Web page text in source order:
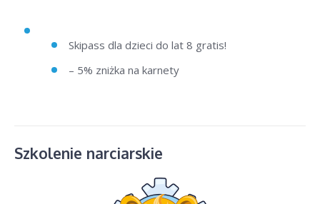
Skipass dla dzieci do lat 8 gratis!
– 5% zniżka na karnety
Szkolenie narciarskie